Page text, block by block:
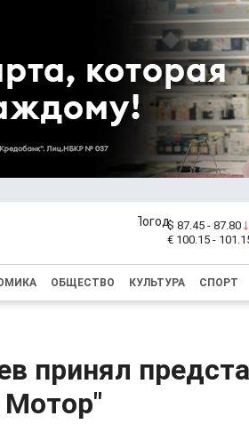
$ 87.45 - 87.80
€ 100.15 -
ОБЩЕСТВО КУЛЬТУРА СПОРТ
принял
Мотор"